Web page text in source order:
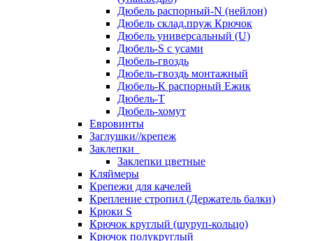
Дюбель распорный-N (нейлон)
Дюбель склад.пруж Крючок
Дюбель универсальный (U)
Дюбель-S с усами
Дюбель-гвоздь
Дюбель-гвоздь монтажный
Дюбель-К распорный Ежик
Дюбель-Т
Дюбель-хомут
Евровинты
Заглушки//крепеж
Заклепки
Заклепки цветные
Кляймеры
Крепежи для качелей
Крепление стропил (Держатель балки)
Крюки S
Крючок круглый (шуруп-кольцо)
Крючок полукруглый